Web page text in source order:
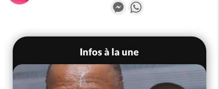
Messenger
Infos à la une